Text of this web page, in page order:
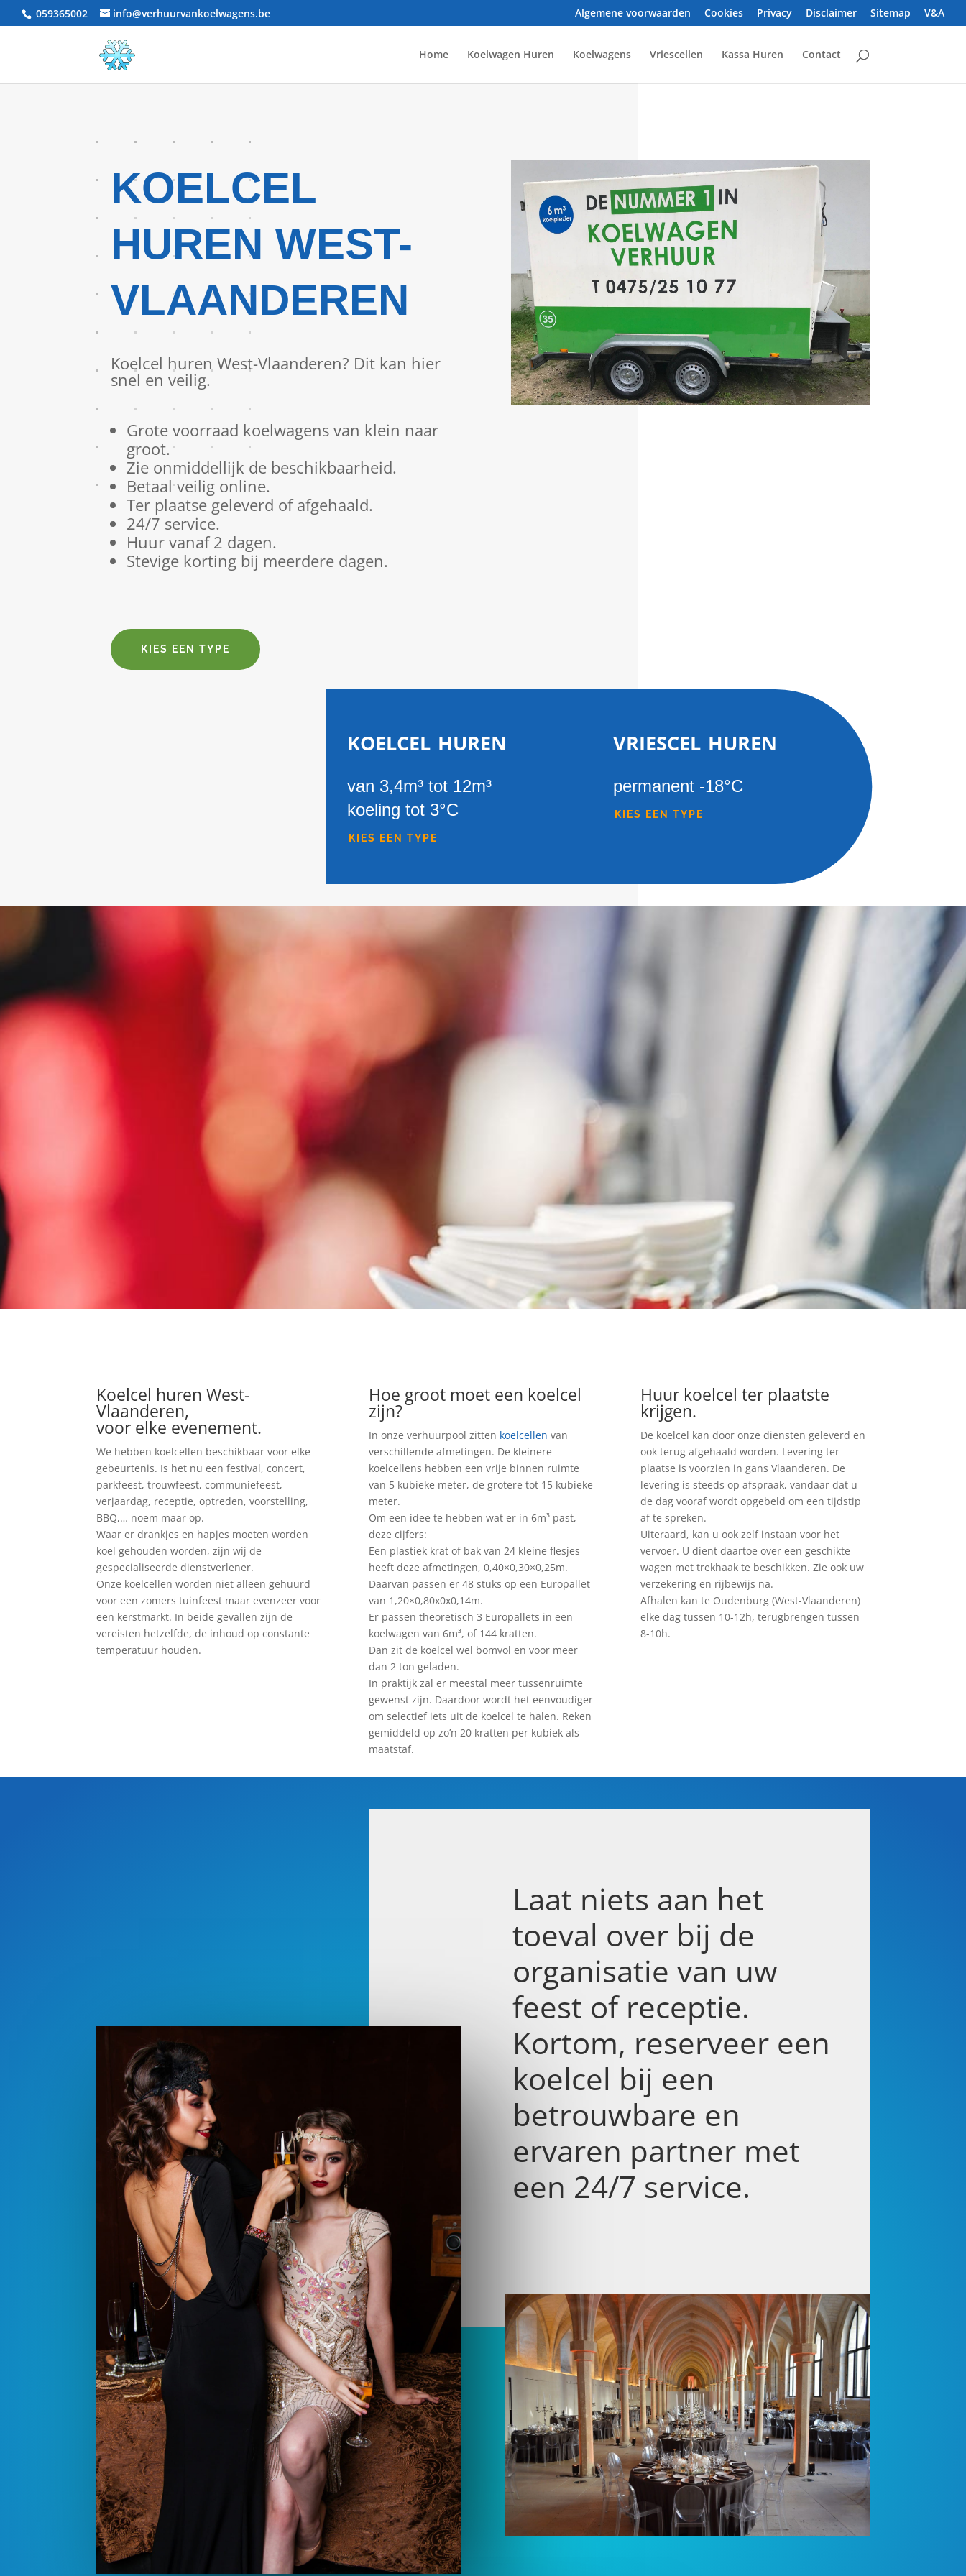
059365002 info@verhuurvankoelwagens.be Algemene voorwaarden Cookies Privacy Disclaimer Sitemap V&A
Home Koelwagen Huren Koelwagens Vriescellen Kassa Huren Contact
KOELCEL
HUREN WEST-
VLAANDEREN
Koelcel huren West-Vlaanderen? Dit kan hier
snel en veilig.
Grote voorraad koelwagens van klein naar
groot.
Zie onmiddellijk de beschikbaarheid.
Betaal veilig online.
Ter plaatse geleverd of afgehaald.
24/7 service.
Huur vanaf 2 dagen.
Stevige korting bij meerdere dagen.
KIES EEN TYPE
koelcel huren
van 3,4m³ tot 12m³
koeling tot 3°C
KIES EEN TYPE
vriescel huren
permanent -18°C
KIES EEN TYPE
Koelcel huren West-
Vlaanderen,
voor elke evenement.
We hebben koelcellen beschikbaar voor elke
gebeurtenis. Is het nu een festival, concert,
parkfeest, trouwfeest, communiefeest,
verjaardag, receptie, optreden, voorstelling,
BBQ,… noem maar op.
Waar er drankjes en hapjes moeten worden
koel gehouden worden, zijn wij de
gespecialiseerde dienstverlener.
Onze koelcellen worden niet alleen gehuurd
voor een zomers tuinfeest maar evenzeer voor
een kerstmarkt. In beide gevallen zijn de
vereisten hetzelfde, de inhoud op constante
temperatuur houden.
Hoe groot moet een koelcel
zijn?
In onze verhuurpool zitten koelcellen van
verschillende afmetingen. De kleinere
koelcellens hebben een vrije binnen ruimte
van 5 kubieke meter, de grotere tot 15 kubieke
meter.
Om een idee te hebben wat er in 6m³ past,
deze cijfers:
Een plastiek krat of bak van 24 kleine flesjes
heeft deze afmetingen, 0,40×0,30×0,25m.
Daarvan passen er 48 stuks op een Europallet
van 1,20×0,80x0x0,14m.
Er passen theoretisch 3 Europallets in een
koelwagen van 6m³, of 144 kratten.
Dan zit de koelcel wel bomvol en voor meer
dan 2 ton geladen.
In praktijk zal er meestal meer tussenruimte
gewenst zijn. Daardoor wordt het eenvoudiger
om selectief iets uit de koelcel te halen. Reken
gemiddeld op zo’n 20 kratten per kubiek als
maatstaf.
Huur koelcel ter plaatste
krijgen.
De koelcel kan door onze diensten geleverd en
ook terug afgehaald worden. Levering ter
plaatse is voorzien in gans Vlaanderen. De
levering is steeds op afspraak, vandaar dat u
de dag vooraf wordt opgebeld om een tijdstip
af te spreken.
Uiteraard, kan u ook zelf instaan voor het
vervoer. U dient daartoe over een geschikte
wagen met trekhaak te beschikken. Zie ook uw
verzekering en rijbewijs na.
Afhalen kan te Oudenburg (West-Vlaanderen)
elke dag tussen 10-12h, terugbrengen tussen
8-10h.
Laat niets aan het
toeval over bij de
organisatie van uw
feest of receptie.
Kortom, reserveer een
koelcel bij een
betrouwbare en
ervaren partner met
een 24/7 service.